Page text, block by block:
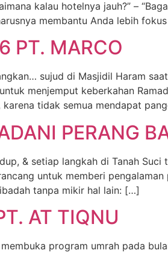
kalau hotelnya jauh?” –
membantu Anda lebih
PT. MARCO
sujud di Masjidil Haram
menjemput keberkahan
tidak semua mendapat
PERANG
& setiap langkah di Tanah
untuk memberi
tanpa mikir hal lain: […]
AT TIQNU
program umrah pada